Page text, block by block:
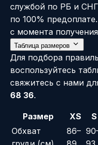
службой по РБ и
по 100%
с момента
Таблица размеров
Для подбора
воспользуйтесь
свяжитесь с нами
68 36.
Размер XS S
Обхват
86–